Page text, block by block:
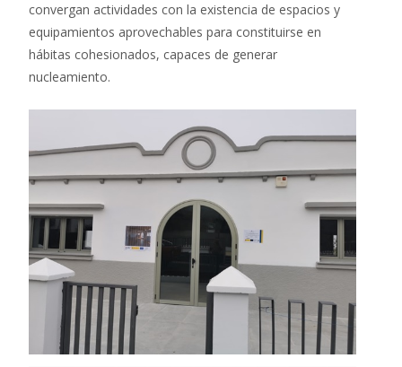
convergan actividades con la existencia de espacios y
equipamientos aprovechables para constituirse en
hábitas cohesionados, capaces de generar
nucleamiento.